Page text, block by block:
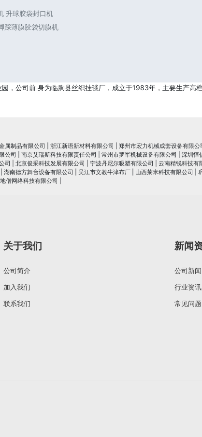
升球胶袋封口机
踩薄膜胶袋切膜机
，公司前 身为临朐县丝织挂毯厂，成立于1983年，主要生产
属制品有限公司 浙江新语新材料有限公司 郑州市宏力机械成套设备有限公
公司
南京艾瑞斯科技有限责任公司 常州市罗军机械设备有限公司 深圳恒
司
北京俊采科技发展有限公司 宁波丹尼尔吸塑有限公司 云南精锐科技有
湖南德方舞台设备有限公司 吴江市文教牛津布厂 山西莱米科技有限公司
僧网络科技有限公司
关于我们
公司简介
加入我们
联系我们
新闻
公司新闻
行业资讯
常见问题